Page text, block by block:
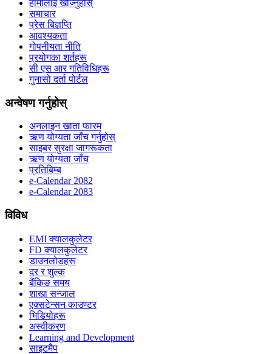
हामीलाई खोज्नुहोस्
समाचार
प्रेस बिज्ञप्ति
आवश्यकता
गोपनीयता नीति
प्रयोगका शर्तहरू
सी एस आर गतिविधिहरू
गुनासो दर्ता पोर्टल
अन्वेषण गर्नुहोस्
अनलाइन खाता फारम
ऋण योग्यता जाँच गर्नुहोस्
साइबर सुरक्षा जागरूकता
ऋण योग्यता जाँच
प्रतिबिम्ब
e-Calendar 2082
e-Calendar 2083
विविध
EMI क्यालकुलेटर
FD क्यालकुलेटर
डाउनलोडहरू
दर र शुल्क
बैंकिङ समय
शाखा सन्जाल
एक्सटेन्सन काउण्टर
भिडियोहरू
अस्वीकरण
Learning and Development
साइटमैप